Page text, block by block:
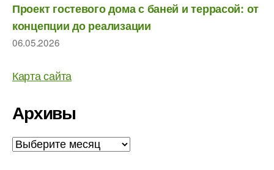
Проект гостевого дома с баней и террасой: от
концепции до реализации
06.05.2026
Карта сайта
Архивы
Архивы